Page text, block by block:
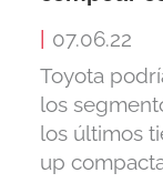
07.06.22
Toyota
los
los últimos
up